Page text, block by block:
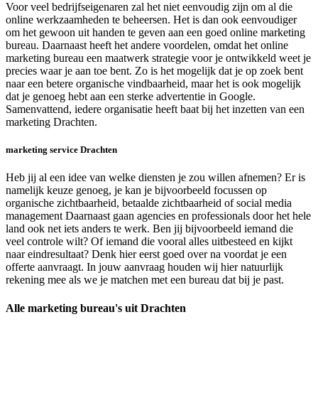
Voor veel bedrijfseigenaren zal het niet eenvoudig zijn om al die
online werkzaamheden te beheersen. Het is dan ook eenvoudiger
om het gewoon uit handen te geven aan een goed online marketing
bureau. Daarnaast heeft het andere voordelen, omdat het online
marketing bureau een maatwerk strategie voor je ontwikkeld weet je
precies waar je aan toe bent. Zo is het mogelijk dat je op zoek bent
naar een betere organische vindbaarheid, maar het is ook mogelijk
dat je genoeg hebt aan een sterke advertentie in Google.
Samenvattend, iedere organisatie heeft baat bij het inzetten van een
marketing Drachten.
marketing service Drachten
Heb jij al een idee van welke diensten je zou willen afnemen? Er is
namelijk keuze genoeg, je kan je bijvoorbeeld focussen op
organische zichtbaarheid, betaalde zichtbaarheid of social media
management Daarnaast gaan agencies en professionals door het hele
land ook net iets anders te werk. Ben jij bijvoorbeeld iemand die
veel controle wilt? Of iemand die vooral alles uitbesteed en kijkt
naar eindresultaat? Denk hier eerst goed over na voordat je een
offerte aanvraagt. In jouw aanvraag houden wij hier natuurlijk
rekening mee als we je matchen met een bureau dat bij je past.
Alle marketing bureau's uit Drachten